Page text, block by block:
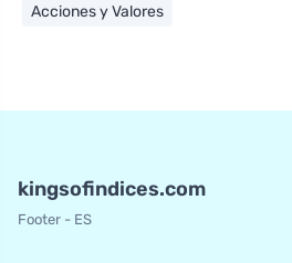
Acciones y Valores
kingsofindices.com
Footer - ES